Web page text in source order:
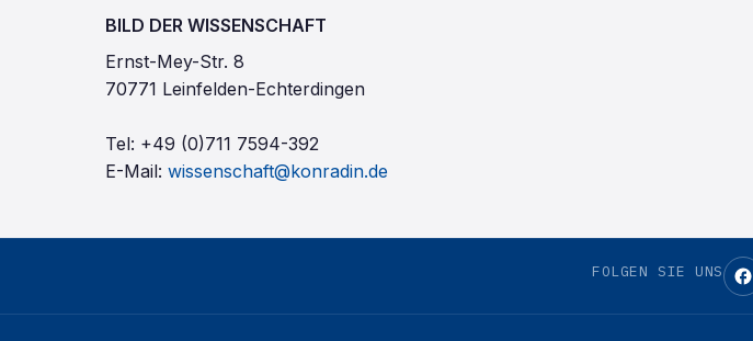
BILD DER WISSENSCHAFT
Ernst-Mey-Str. 8
70771 Leinfelden-Echterdingen
Tel: +49 (0)711 7594-392
E-Mail: wissenschaft@konradin.de
FOLGEN SIE UNS